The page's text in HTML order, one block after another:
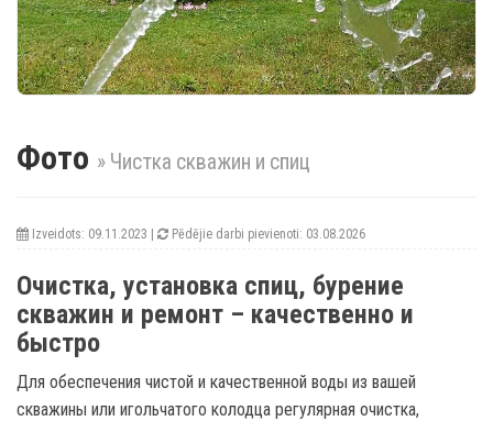
Фото » Чистка скважин и спиц
Izveidots: 09.11.2023 | Pēdējie darbi pievienoti: 03.08.2026
Очистка, установка спиц, бурение
скважин и ремонт – качественно и
быстро
Для обеспечения чистой и качественной воды из вашей
скважины или игольчатого колодца регулярная очистка,